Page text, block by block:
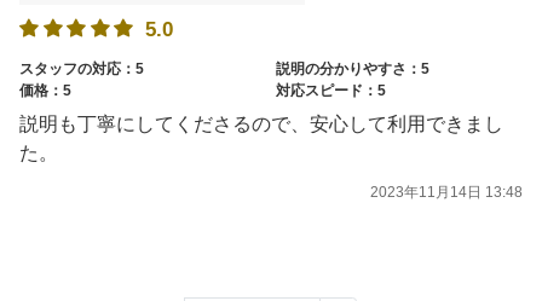
5.0
スタッフの対応：5
説明の分かりやすさ：5
価格：5
対応スピード：5
説明も丁寧にしてくださるので、安心して利用できまし
た。
2023年11月14日 13:48